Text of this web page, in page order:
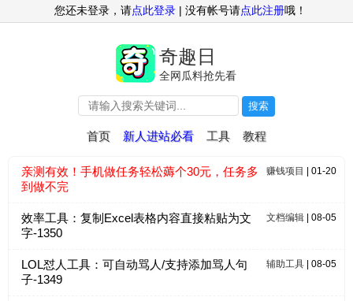
奇趣日
全网瓜料抢先看
搜索
首页 新人进站必看 工具 教程
您还未登录，请点此登录 | 没有帐号请点此注册哦！
赚钱项目 | 01-20
亲测有效！手机做任务轻松薅个30元，任务多
到做不完
文档编辑 | 08-05
效率工具：复制Excel表格内容直接粘贴为文
字-1350
辅助工具 | 08-05
LOL怼人工具：可自动骂人/支持添加骂人句
子-1349